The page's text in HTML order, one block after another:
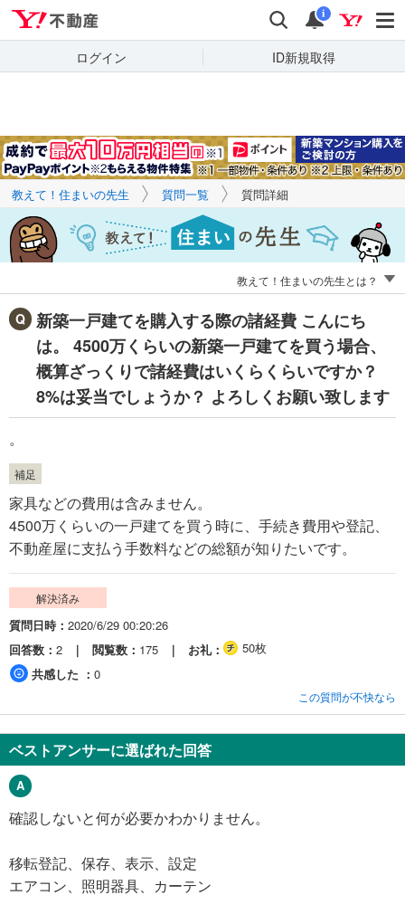
検索 通知
i
ログイン ID新規取得
キーワードで
質問を探す
教えて！住まいの先生 質問一覧 質問詳細
教えて！住まいの先生とは？
新築一戸建てを購入する際の諸経費 こんにち
は。 4500万くらいの新築一戸建てを買う場合、
概算ざっくりで諸経費はいくらくらいですか？
8%は妥当でしょうか？ よろしくお願い致します
。
補足
家具などの費用は含みません。
4500万くらいの一戸建てを買う時に、手続き費用や登記、
不動産屋に支払う手数料などの総額が知りたいです。
解決済み
質問日時
2020/6/29 00:20:26
回答数
2 閲覧数 175 お礼
50枚
共感した
0
この質問が不快なら
ベストアンサーに選ばれた回答
確認しないと何が必要かわかりません。
移転登記、保存、表示、設定
エアコン、照明器具、カーテン